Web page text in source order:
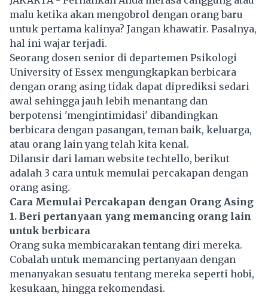
malu ketika akan mengobrol dengan orang baru
untuk pertama kalinya? Jangan khawatir. Pasalnya,
hal ini wajar terjadi.
Seorang dosen senior di departemen Psikologi
University of Essex mengungkapkan berbicara
dengan orang asing tidak dapat diprediksi sedari
awal sehingga jauh lebih menantang dan
berpotensi 'mengintimidasi' dibandingkan
berbicara dengan pasangan, teman baik, keluarga,
atau orang lain yang telah kita kenal.
Dilansir dari laman website techtello, berikut
adalah 3 cara untuk memulai percakapan dengan
orang asing.
Cara Memulai Percakapan dengan Orang Asing
1. Beri pertanyaan yang memancing orang lain
untuk berbicara
Orang suka membicarakan tentang diri mereka.
Cobalah untuk memancing pertanyaan dengan
menanyakan sesuatu tentang mereka seperti hobi,
kesukaan, hingga rekomendasi.